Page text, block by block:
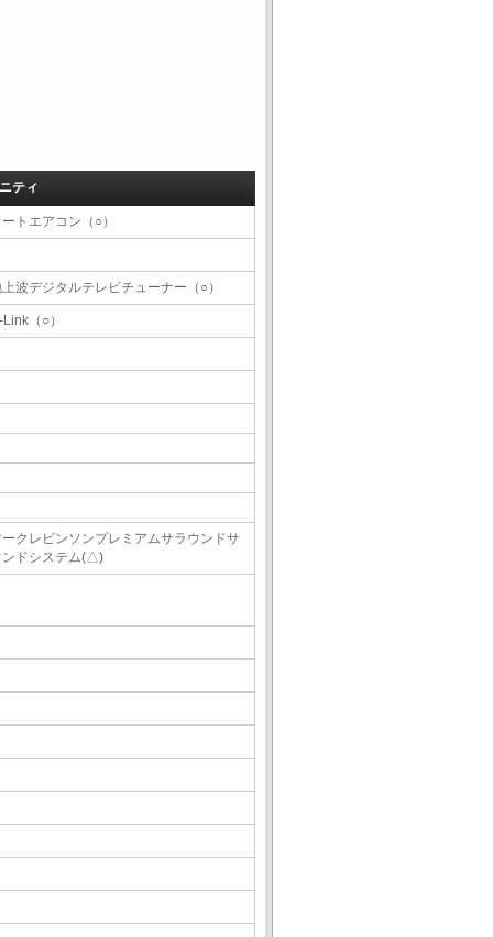
ティ
ートエアコン（○）
波デジタルテレビチューナー（○）
Link（○）
ークレビンソンプレミアムサラウンドサ
ンドシステム(△)